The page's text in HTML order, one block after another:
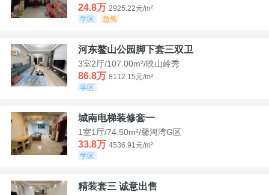
24.8万 2925.22元/m²
学区
急售
河东鳌山公园脚下套三双卫
3室2厅/107.00m²/映山岭秀
86.8万 8112.15元/m²
学区
城南电梯装修套一
1室1厅/74.50m²/馨河湾G区
33.8万 4536.91元/m²
学区
精装套三 诚意出售